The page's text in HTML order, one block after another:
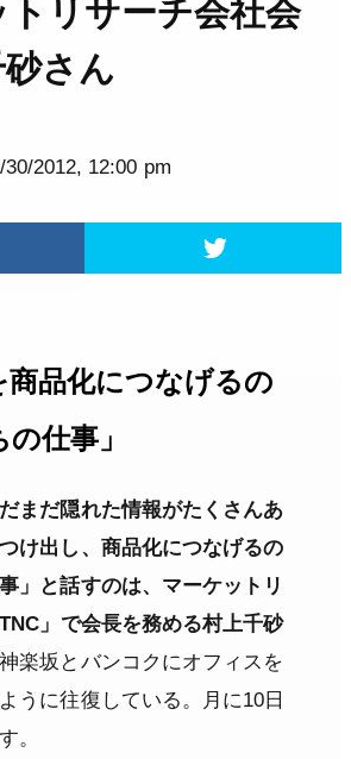
トリサーチ会社会
さん
30/2012, 12:00 pm
商品化につなげるの
仕事」
だまだ隠れた情報がたくさんあ
け出し、商品化につなげるの
」と話すのは、マーケットリ
」で会長を務める村上千砂
楽坂とバンコクにオフィスを
うに往復している。月に10日
。